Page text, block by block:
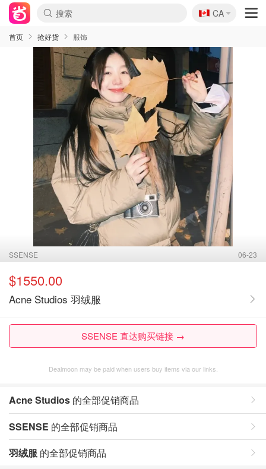
🇨🇦
CA
首页 抢好货 服饰
SSENSE 06-23
$1550.00
Acne Studios 羽绒服
SSENSE 直达购买链接 →
Dealmoon may be paid when users buy items via our links.
Acne Studios 的全部促销商品
SSENSE 的全部促销商品
羽绒服 的全部促销商品